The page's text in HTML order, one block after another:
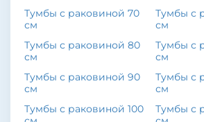
Тумбы с раковиной 70
см
Тумбы с
см
Тумбы с раковиной 80
см
Тумбы с
см
Тумбы с раковиной 90
см
Тумбы с
см
Тумбы с раковиной 100
Тумбы с